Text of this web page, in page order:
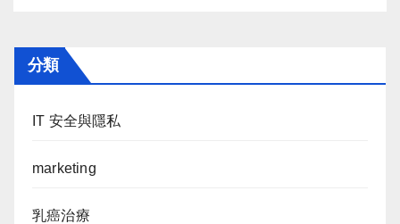
分類
IT 安全與隱私
marketing
乳癌治療